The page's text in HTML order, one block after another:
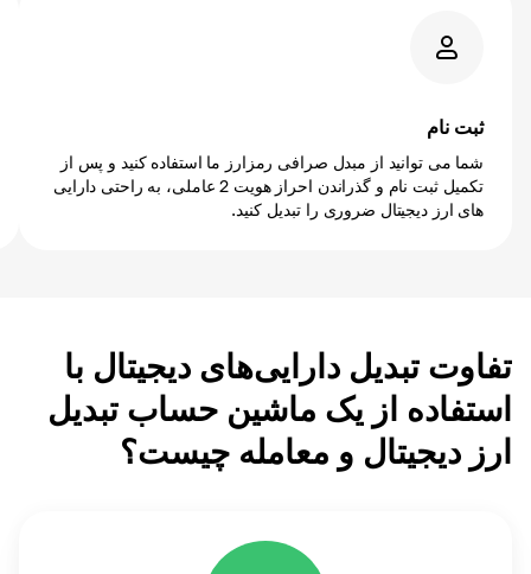
ثبت نام
شما می توانید از مبدل صرافی رمزارز ما استفاده کنید و پس از
تکمیل ثبت نام و گذراندن احراز هویت 2 عاملی، به راحتی دارایی
های ارز دیجیتال ضروری را تبدیل کنید.
تفاوت تبدیل دارایی‌های دیجیتال با
استفاده از یک ماشین حساب تبدیل
ارز دیجیتال و معامله چیست؟